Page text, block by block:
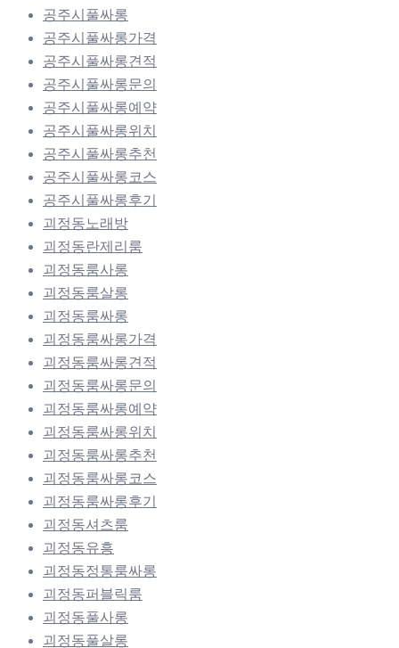
공주시풀싸롱
공주시풀싸롱가격
공주시풀싸롱견적
공주시풀싸롱문의
공주시풀싸롱예약
공주시풀싸롱위치
공주시풀싸롱추천
공주시풀싸롱코스
공주시풀싸롱후기
괴정동노래방
괴정동란제리룸
괴정동룸사롱
괴정동룸살롱
괴정동룸싸롱
괴정동룸싸롱가격
괴정동룸싸롱견적
괴정동룸싸롱문의
괴정동룸싸롱예약
괴정동룸싸롱위치
괴정동룸싸롱추천
괴정동룸싸롱코스
괴정동룸싸롱후기
괴정동셔츠룸
괴정동유흥
괴정동정통룸싸롱
괴정동퍼블릭룸
괴정동풀사롱
괴정동풀살롱